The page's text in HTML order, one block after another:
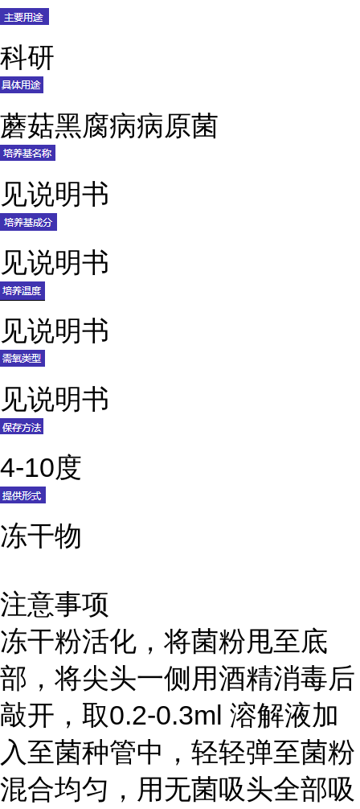
科研
蘑菇黑腐病病原菌
见说明书
见说明书
见说明书
见说明书
4-10度
冻干物
注意事项
冻干粉活化，将菌粉甩至底
部，将尖头一侧用酒精消毒后
敲开，取0.2-0.3ml 溶解液加
入至菌种管中，轻轻弹至菌粉
混合均匀，用无菌吸头全部吸